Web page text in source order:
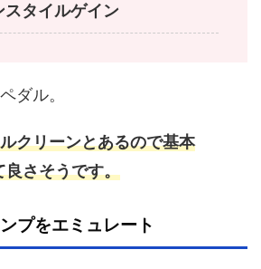
スタイルゲイン
ダル。
クリーンとあるので基本
さそうです。
プをエミュレート